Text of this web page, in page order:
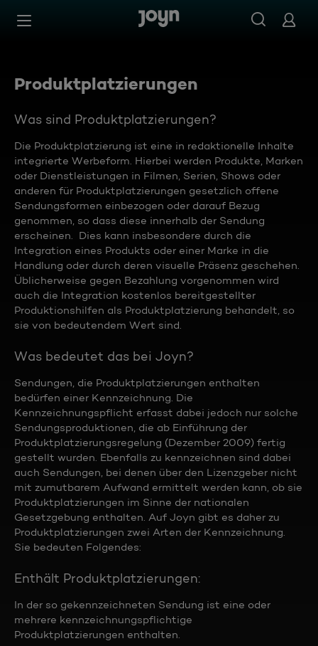
Zum Inhalt springen
Produktplatzierungen
Was sind Produktplatzierungen?
Die Produktplatzierung ist eine in redaktionelle Inhalte
integrierte Werbeform. Hierbei werden Produkte, Marken
oder Dienstleistungen in Filmen, Serien, Shows oder
anderen für Produktplatzierungen gesetzlich offene
Sendungsformen einbezogen oder darauf Bezug
genommen, so dass diese innerhalb der Sendung
erscheinen. Dies kann insbesondere durch die
Integration eines Produkts oder einer Marke in die
Handlung oder durch deren visuelle Präsenz geschehen.
Üblicherweise gegen Bezahlung vorgenommen wird
auch die Integration kostenlos bereitgestellter
Produktionshilfen als Produktplatzierung behandelt, so
sie von bedeutendem Wert sind.
Was bedeutet das bei Joyn?
Sendungen, die Produktplatzierungen enthalten
bedürfen einer Kennzeichnung. Die
Kennzeichnungspflicht erfasst dabei jedoch nur solche
Sendungsproduktionen, die ab Einführung der
Produktplatzierungsregelung (Dezember 2009) fertig
gestellt wurden. Ebenfalls zu kennzeichnen sind dabei
auch Sendungen, bei denen über den Lizenzgeber nicht
mit zumutbarem Aufwand ermittelt werden kann, ob sie
Produktplatzierungen im Sinne der nationalen
Gesetzgebung enthalten. Auf Joyn gibt es daher zu
Produktplatzierungen zwei Arten der Kennzeichnung.
Sie bedeuten Folgendes:
Enthält Produktplatzierungen:
In der so gekennzeichneten Sendung ist eine oder
mehrere kennzeichnungspflichtige
Produktplatzierungen enthalten.